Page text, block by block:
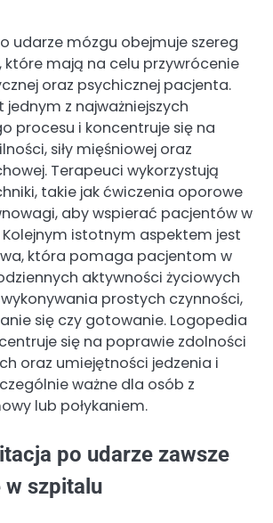
udarze mózgu obejmuje szereg
które mają na celu przywrócenie
oraz psychicznej pacjenta.
jednym z najważniejszych
procesu i koncentruje się na
siły mięśniowej oraz
Terapeuci wykorzystują
takie jak ćwiczenia oporowe
aby wspierać pacjentów w
istotnym aspektem jest
która pomaga pacjentom w
aktywności życiowych
prostych czynności,
się czy gotowanie. Logopedia
się na poprawie zdolności
oraz umiejętności jedzenia i
ważne dla osób z
lub połykaniem.
po udarze zawsze
w szpitalu